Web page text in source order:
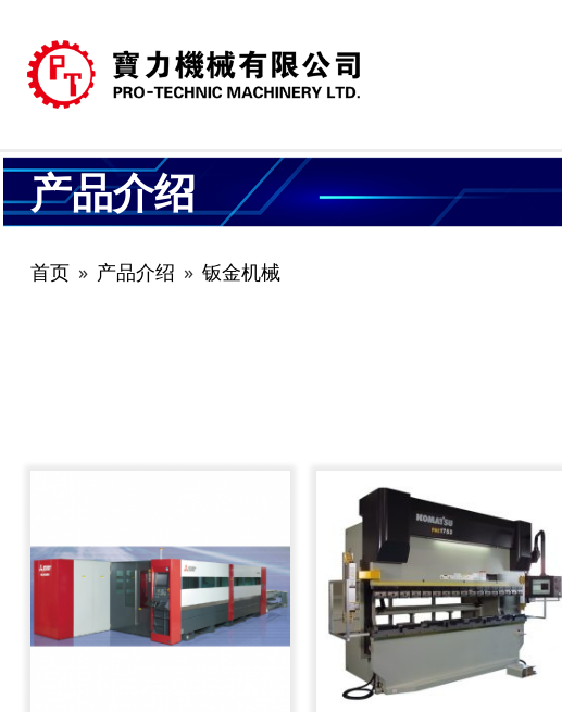
产品介绍
首页 产品介绍 钣金机械